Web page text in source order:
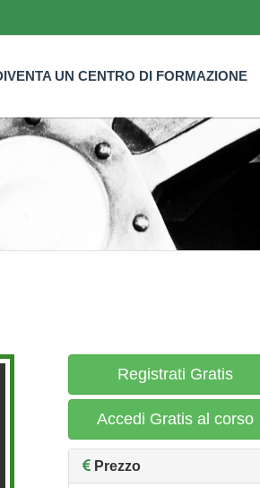
UN CENTRO DI FORMAZIONE
Registrati Gratis
Accedi Gratis al corso
Prezzo